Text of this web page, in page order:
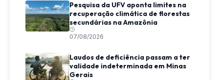
Pesquisa da UFV aponta limites na
recuperação climática de florestas
secundárias na Amazônia
07/08/2026
Laudos de deficiência passam a ter
validade indeterminada em Minas
Gerais